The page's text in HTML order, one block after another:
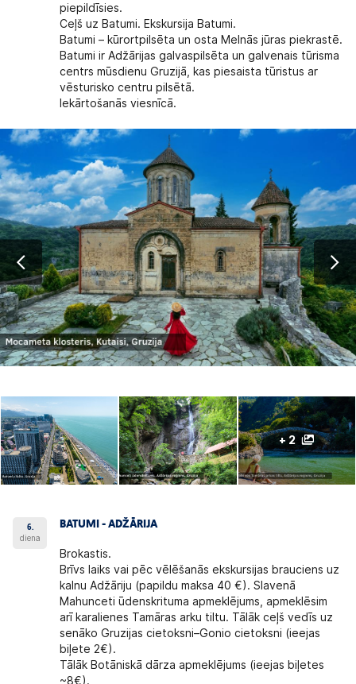
piepildīsies.
Ceļš uz Batumi. Ekskursija Batumi.
Batumi – kūrortpilsēta un osta Melnās jūras piekrastē.
Batumi ir Adžārijas galvaspilsēta un galvenais tūrisma
centrs mūsdienu Gruzijā, kas piesaista tūristus ar
vēsturisko centru pilsētā.
Iekārtošanās viesnīcā.
+ 2
6.
diena
BATUMI - ADŽĀRIJA
Brokastis.
Brīvs laiks vai pēc vēlēšanās ekskursijas brauciens uz
kalnu Adžāriju (papildu maksa 40 €). Slavenā
Mahunceti ūdenskrituma apmeklējums, apmeklēsim
arī karalienes Tamāras arku tiltu. Tālāk ceļš vedīs uz
senāko Gruzijas cietoksni–Gonio cietoksni (ieejas
biļete 2€).
Tālāk Botāniskā dārza apmeklējums (ieejas biļetes
~8€).